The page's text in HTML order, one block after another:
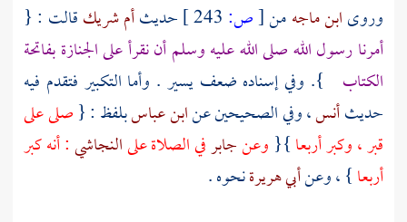
وروىابن ماجهمن[ص: حديثأم شريكقالت : {
أمرنا رسول الله صلى الله عليه وسلم أن نقرأ على الجنازة بفاتحة
الكتاب }. وفي إسناده ضعف يسير . وأما التكبير فتقدم فيه
حديثأنس، وفي الصحيحين عنابن عباسبلفظ : {صلى على
قبر ، وكبر أربعا}{ وعنجابرفي الصلاة علىالنجاشي: أنه كبر
أربعا} ، وعنأبي هريرةنحوه .